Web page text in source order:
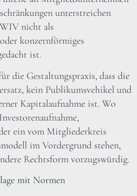
unterstreichen
nicht als
konzernförmiges
ist.
die Gestaltungspraxis, dass die
kein Publikumsvehikel und
Kapitalaufnahme ist. Wo
ein vom Mitgliederkreis
im Vordergrund stehen,
Rechtsform vorzugswürdig.
mit Normen